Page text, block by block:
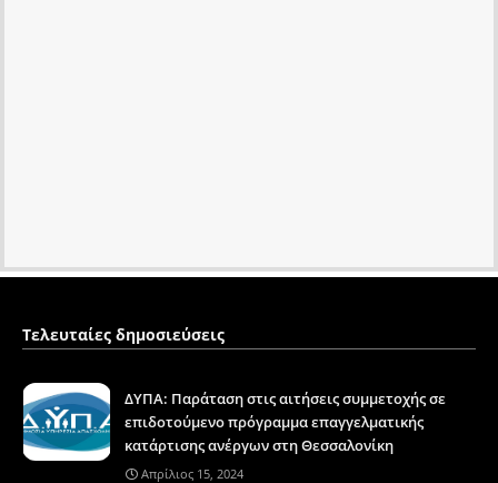
Τελευταίες δημοσιεύσεις
ΔΥΠΑ: Παράταση στις αιτήσεις συμμετοχής σε
επιδοτούμενο πρόγραμμα επαγγελματικής
κατάρτισης ανέργων στη Θεσσαλονίκη
Απρίλιος 15, 2024